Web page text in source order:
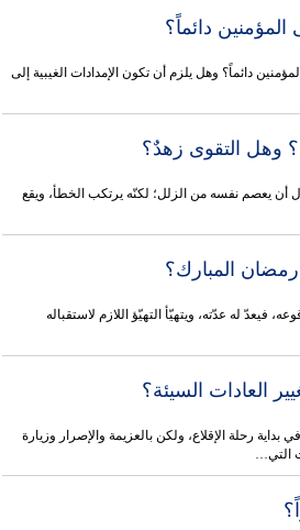
دائماً؟
دائماً؟ وهل يلزم أن تكون الإمدادات الغيبية إلى
وهل التقوى زهدٌ؟
أن يعصم نفسه من الزلل؛ لكنّه يرتكب الخطأ، ويقع
رمضان المبارك؟
فيعدّ له عدّته، ويتهيّأ التهيّؤ اللازم لاستقباله
العادات السيئة؟
رحلة الإقلاع، ولكن بالعزيمة والإصرار وزيارة
التي…